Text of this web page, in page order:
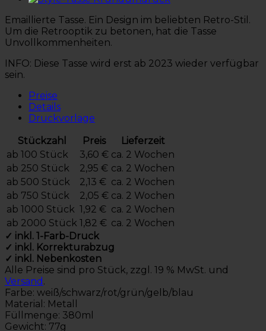
Emaillierte Tasse. Ein Design im beliebten Retro-Stil.
Um die Retrooptik zu betonen, hat die Tasse
Unvollkommenheiten.
INFO: Diese Tasse wird erst ab 2023 wieder verfügbar
sein.
Preise
Details
Druckvorlage
Stückzahl
Preis
Lieferzeit
ab 100 Stück
3,60 € ca. 2 Wochen
ab 250 Stück
2,95 € ca. 2 Wochen
ab 500 Stück
2,13 € ca. 2 Wochen
ab 750 Stück
2,05 € ca. 2 Wochen
ab 1000 Stück 1,92 € ca. 2 Wochen
ab 2000 Stück 1,82 € ca. 2 Wochen
✓ inkl. 1-Farb-Druck
✓ inkl. Korrekturabzug
✓ inkl. Nebenkosten
Alle Preise sind pro Stück, zzgl. 19 % MwSt. und
Versand .
Farbe: weiß/schwarz/rot/grün/gelb/blau
Material: Metall
Füllmenge: 380ml
Gewicht: 77g